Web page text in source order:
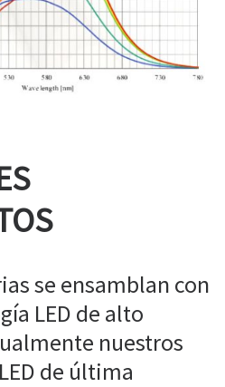
se ensamblan con
LED de alto
nuestros
de última